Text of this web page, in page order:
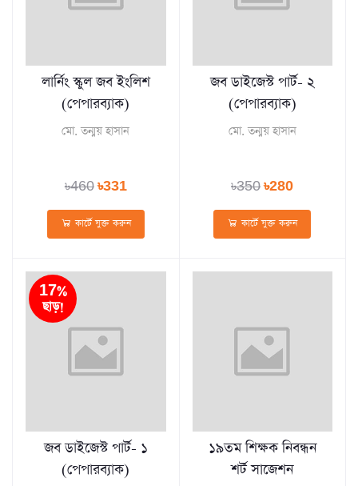
লার্নিং স্কুল জব ইংলিশ
(পেপারব্যাক)
মো. তন্ময় হাসান
৳460৳331
কার্টে যুক্ত করুন
জব ডাইজেস্ট পার্ট- ২
(পেপারব্যাক)
মো. তন্ময় হাসান
৳350৳280
কার্টে যুক্ত করুন
17%
ছাড়!
জব ডাইজেস্ট পার্ট- ১
(পেপারব্যাক)
১৯তম শিক্ষক নিবন্ধন
শর্ট সাজেশন